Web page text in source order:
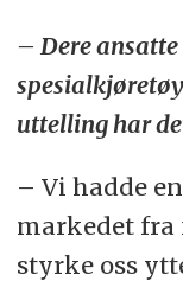
– Dere
uttelling har
– Vi hadde
markedet fra
styrke oss